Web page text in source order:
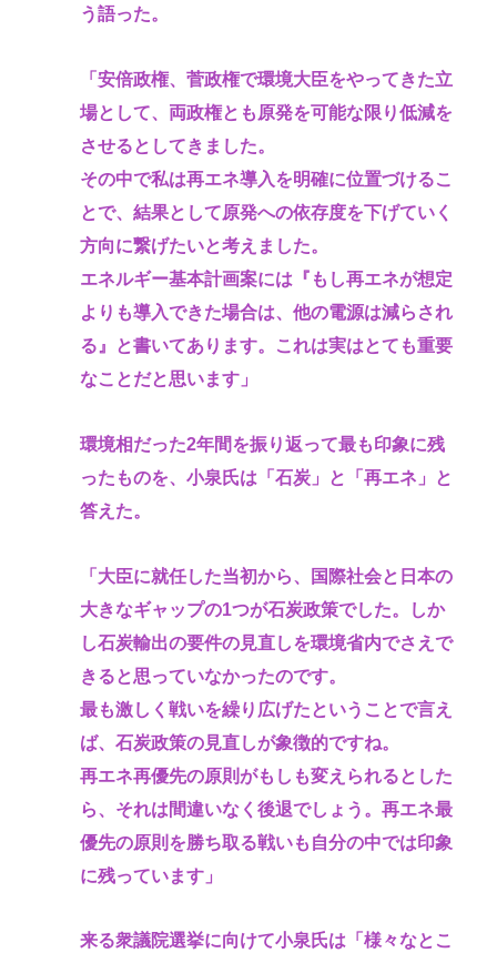
う語った。
「安倍政権、菅政権で環境大臣をやってきた立
場として、両政権とも原発を可能な限り低減を
させるとしてきました。
その中で私は再エネ導入を明確に位置づけるこ
とで、結果として原発への依存度を下げていく
方向に繋げたいと考えました。
エネルギー基本計画案には『もし再エネが想定
よりも導入できた場合は、他の電源は減らされ
る』と書いてあります。これは実はとても重要
なことだと思います」
環境相だった2年間を振り返って最も印象に残
ったものを、小泉氏は「石炭」と「再エネ」と
答えた。
「大臣に就任した当初から、国際社会と日本の
大きなギャップの1つが石炭政策でした。しか
し石炭輸出の要件の見直しを環境省内でさえで
きると思っていなかったのです。
最も激しく戦いを繰り広げたということで言え
ば、石炭政策の見直しが象徴的ですね。
再エネ再優先の原則がもしも変えられるとした
ら、それは間違いなく後退でしょう。再エネ最
優先の原則を勝ち取る戦いも自分の中では印象
に残っています」
来る衆議院選挙に向けて小泉氏は「様々なとこ